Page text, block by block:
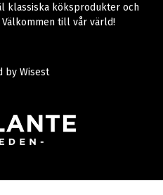
klassiska köksprodukter och
till vår värld!
by Wisest